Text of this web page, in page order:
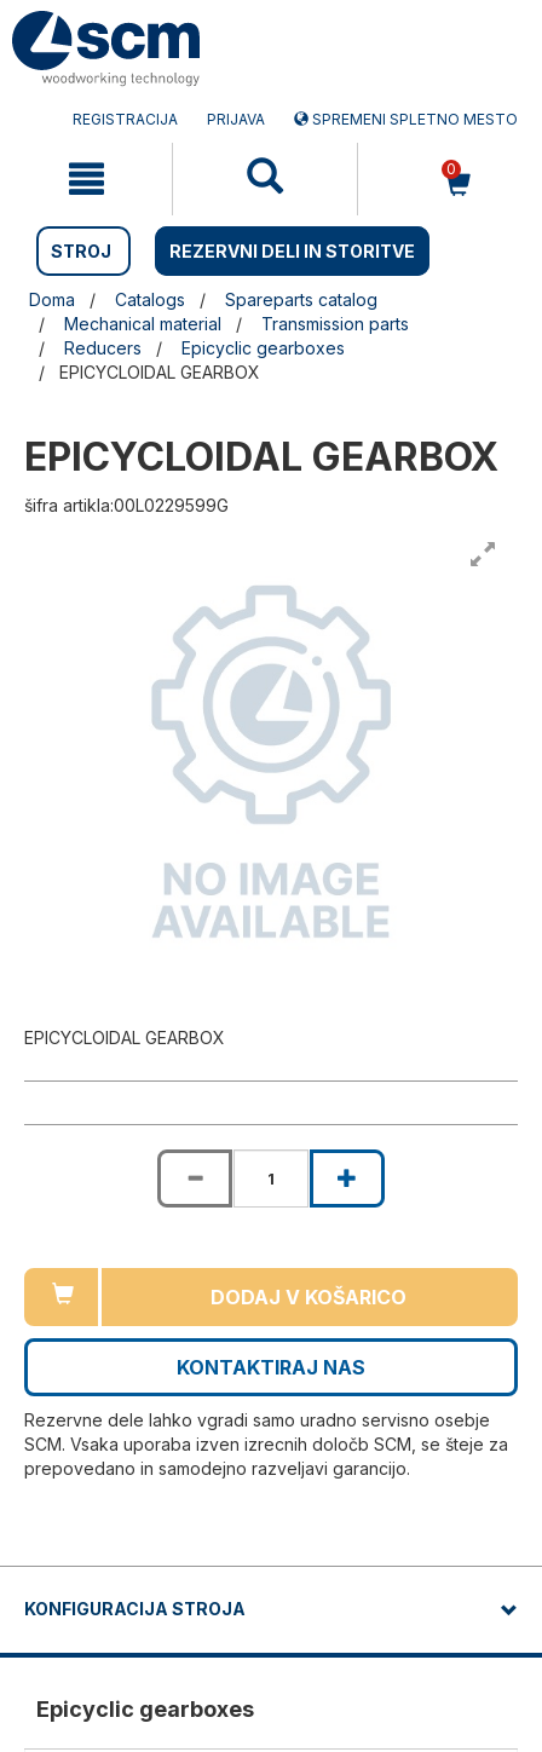
Preskočite
na
vsebino
Preskočite
na
navigacijski
REGISTRACIJA PRIJAVA SPREMENI SPLETNO MESTO
0
STROJ REZERVNI DELI IN STORITVE
Doma Catalogs
Spareparts catalog
Mechanical material
Transmission parts
Reducers
Epicyclic gearboxes
EPICYCLOIDAL GEARBOX
EPICYCLOIDAL GEARBOX
šifra artikla:00L0229599G
EPICYCLOIDAL GEARBOX
DODAJ V KOŠARICO
KONTAKTIRAJ NAS
Rezervne dele lahko vgradi samo uradno servisno osebje
SCM. Vsaka uporaba izven izrecnih določb SCM, se šteje za
prepovedano in samodejno razveljavi garancijo.
KONFIGURACIJA STROJA
Epicyclic gearboxes